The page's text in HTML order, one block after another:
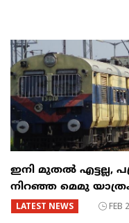
ഇനി മുതൽ എട്ടല്ല,
നിറഞ്ഞ മെമു
LATEST NEWS FEB